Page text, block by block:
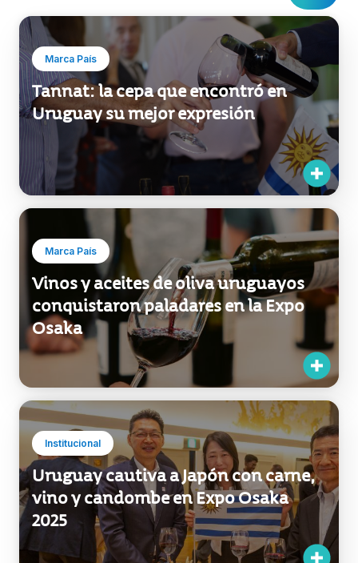
Marca País
Tannat: la cepa que encontró en
Uruguay su mejor expresión
Marca País
Vinos y aceites de oliva uruguayos
conquistaron paladares en la Expo
Osaka
Institucional
Uruguay cautiva a Japón con carne,
vino y candombe en Expo Osaka
2025